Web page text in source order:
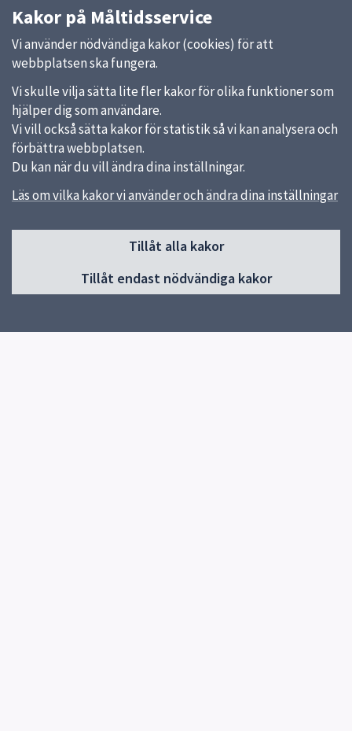
Kakor på Måltidsservice
Vi använder nödvändiga kakor (cookies) för att
webbplatsen ska fungera.
Vi skulle vilja sätta lite fler kakor för olika funktioner som
hjälper dig som användare.
Vi vill också sätta kakor för statistik så vi kan analysera och
förbättra webbplatsen.
Du kan när du vill ändra dina inställningar.
Läs om vilka kakor vi använder och ändra dina inställningar
Tillåt alla kakor
Tillåt endast nödvändiga kakor
Sidfot
Våra kök och menyer